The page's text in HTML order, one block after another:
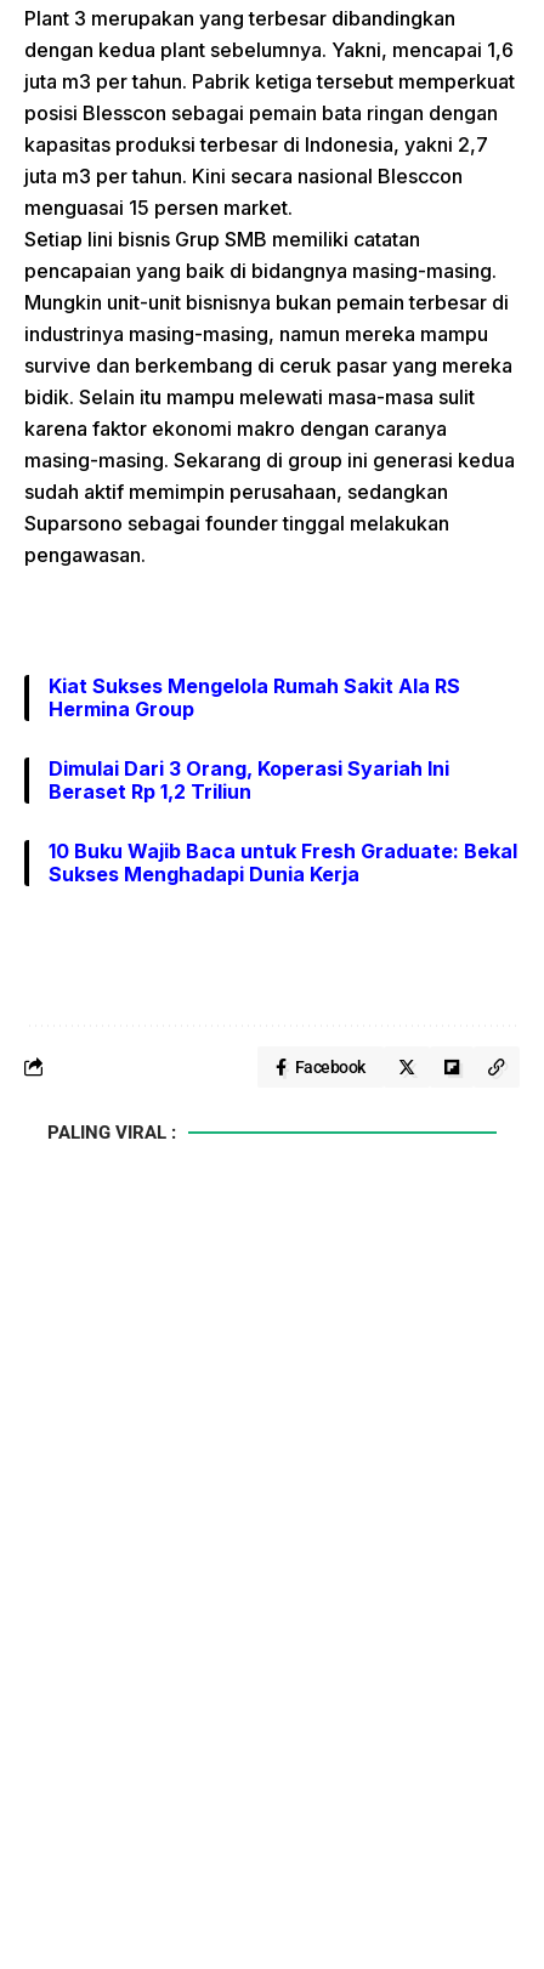
Plant 3 merupakan yang terbesar dibandingkan
dengan kedua plant sebelumnya. Yakni, mencapai 1,6
juta m3 per tahun. Pabrik ketiga tersebut memperkuat
posisi Blesscon sebagai pemain bata ringan dengan
kapasitas produksi terbesar di Indonesia, yakni 2,7
juta m3 per tahun. Kini secara nasional Blesccon
menguasai 15 persen market.
Setiap lini bisnis Grup SMB memiliki catatan
pencapaian yang baik di bidangnya masing-masing.
Mungkin unit-unit bisnisnya bukan pemain terbesar di
industrinya masing-masing, namun mereka mampu
survive dan berkembang di ceruk pasar yang mereka
bidik. Selain itu mampu melewati masa-masa sulit
karena faktor ekonomi makro dengan caranya
masing-masing. Sekarang di group ini generasi kedua
sudah aktif memimpin perusahaan, sedangkan
Suparsono sebagai founder tinggal melakukan
pengawasan.
Kiat Sukses Mengelola Rumah Sakit Ala RS
Hermina Group
Dimulai Dari 3 Orang, Koperasi Syariah Ini
Beraset Rp 1,2 Triliun
10 Buku Wajib Baca untuk Fresh Graduate: Bekal
Sukses Menghadapi Dunia Kerja
Facebook
PALING VIRAL :